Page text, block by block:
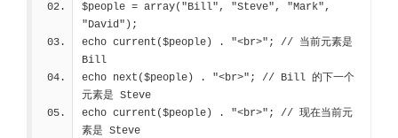
$people = array("Bill", "Steve", "Mark",
"David");
echo current($people) . "<br>"; // 当前元素是
Bill
echo next($people) . "<br>"; // Bill 的下一个
元素是 Steve
echo current($people) . "<br>"; // 现在当前元
素是 Steve